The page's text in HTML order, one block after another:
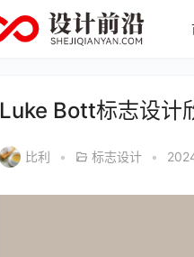
Luke Bott标志设计
比利 • 标志设计 •